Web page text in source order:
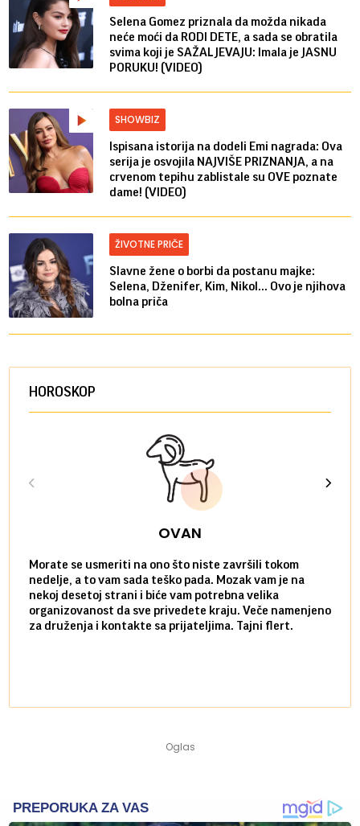
Selena Gomez priznala da možda nikada
neće moći da RODI DETE, a sada se obratila
svima koji je SAŽALJEVAJU: Imala je JASNU
PORUKU! (VIDEO)
SHOWBIZ
Ispisana istorija na dodeli Emi nagrada: Ova
serija je osvojila NAJVIŠE PRIZNANJA, a na
crvenom tepihu zablistale su OVE poznate
dame! (VIDEO)
ŽIVOTNE PRIČE
Slavne žene o borbi da postanu majke:
Selena, Dženifer, Kim, Nikol... Ovo je njihova
bolna priča
HOROSKOP
OVAN
Morate se usmeriti na ono što niste završili tokom
nedelje, a to vam sada teško pada. Mozak vam je na
nekoj desetoj strani i biće vam potrebna velika
organizovanost da sve privedete kraju. Veče namenjeno
za druženja i kontakte sa prijateljima. Tajni flert.